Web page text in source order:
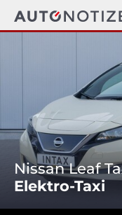
Nissan Leaf
Elektro-Taxi